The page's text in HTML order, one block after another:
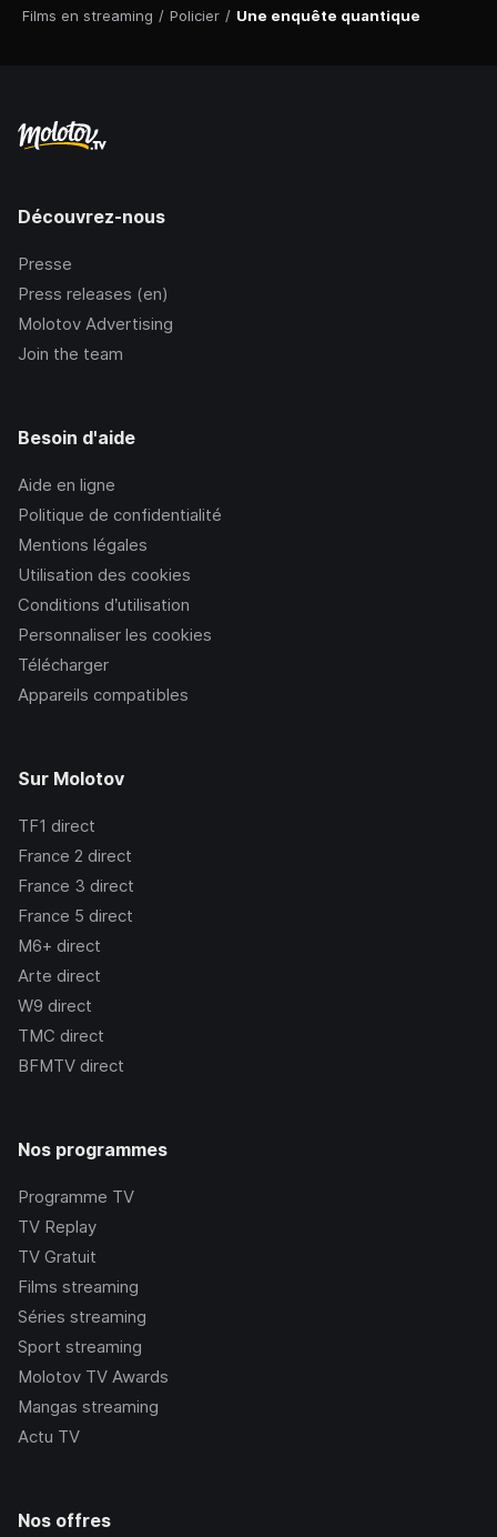
Films en streaming / Policier / Une enquête quantique
Découvrez-nous
Presse
Press releases (en)
Molotov Advertising
Join the team
Besoin d'aide
Aide en ligne
Politique de confidentialité
Mentions légales
Utilisation des cookies
Conditions d’utilisation
Personnaliser les cookies
Télécharger
Appareils compatibles
Sur Molotov
TF1 direct
France 2 direct
France 3 direct
France 5 direct
M6+ direct
Arte direct
W9 direct
TMC direct
BFMTV direct
Nos programmes
Programme TV
TV Replay
TV Gratuit
Films streaming
Séries streaming
Sport streaming
Molotov TV Awards
Mangas streaming
Actu TV
Nos offres